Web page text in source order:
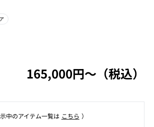
165,000円〜（税込）
中のアイテム⼀覧は こちら ）